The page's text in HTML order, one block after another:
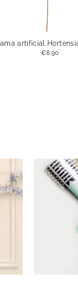
artificial
€8.90